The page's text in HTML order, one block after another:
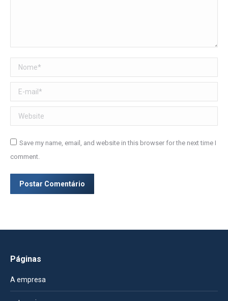
Nome *
E-mail *
Website
Save my name, email, and website in this browser for the next time I
comment.
Postar Comentário
Páginas
A empresa